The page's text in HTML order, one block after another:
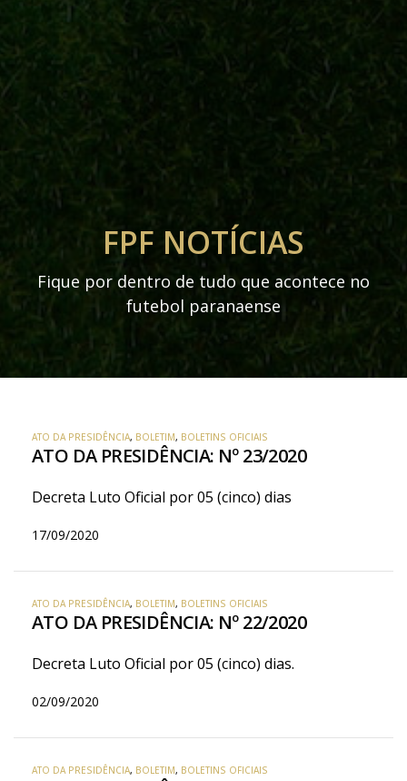
FPF NOTÍCIAS
Fique por dentro de tudo que acontece no
futebol paranaense
ATO DA PRESIDÊNCIA, BOLETIM, BOLETINS OFICIAIS
ATO DA PRESIDÊNCIA: Nº 23/2020
Decreta Luto Oficial por 05 (cinco) dias
17/09/2020
ATO DA PRESIDÊNCIA, BOLETIM, BOLETINS OFICIAIS
ATO DA PRESIDÊNCIA: Nº 22/2020
Decreta Luto Oficial por 05 (cinco) dias.
02/09/2020
ATO DA PRESIDÊNCIA, BOLETIM, BOLETINS OFICIAIS